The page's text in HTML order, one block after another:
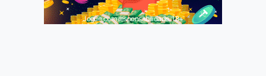
Jogue com responsabilidade. 18+